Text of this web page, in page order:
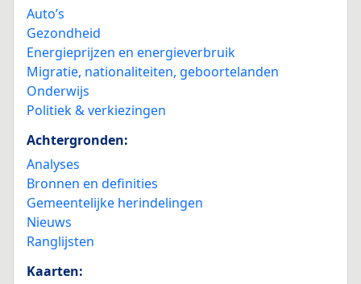
Auto’s
Gezondheid
Energieprijzen en energieverbruik
Migratie, nationaliteiten, geboortelanden
Onderwijs
Politiek & verkiezingen
Achtergronden:
Analyses
Bronnen en definities
Gemeentelijke herindelingen
Nieuws
Ranglijsten
Kaarten: